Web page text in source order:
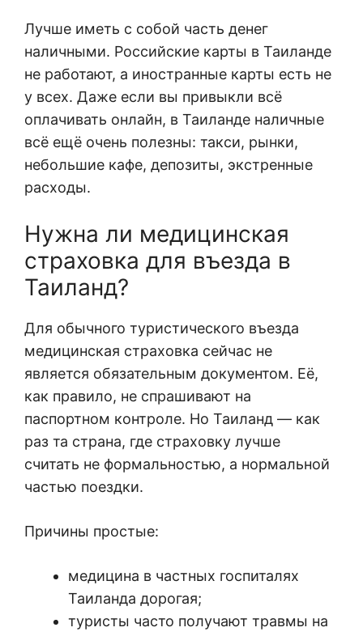
Лучше иметь с собой часть денег
наличными. Российские карты в Таиланде
не работают, а иностранные карты есть не
у всех. Даже если вы привыкли всё
оплачивать онлайн, в Таиланде наличные
всё ещё очень полезны: такси, рынки,
небольшие кафе, депозиты, экстренные
расходы.
Нужна ли медицинская
страховка для въезда в
Таиланд?
Для обычного туристического въезда
медицинская страховка сейчас не
является обязательным документом. Её,
как правило, не спрашивают на
паспортном контроле. Но Таиланд — как
раз та страна, где страховку лучше
считать не формальностью, а нормальной
частью поездки.
Причины простые:
медицина в частных госпиталях
Таиланда дорогая;
туристы часто получают травмы на